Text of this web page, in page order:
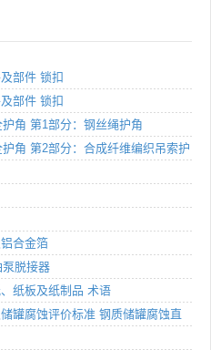
部件 锁扣
部件 锁扣
角 第1部分：钢丝绳护角
角 第2部分：合成纤维编织吊索护
合金箔
脱接器
纸板及纸制品 术语
罐腐蚀评价标准 钢质储罐腐蚀直